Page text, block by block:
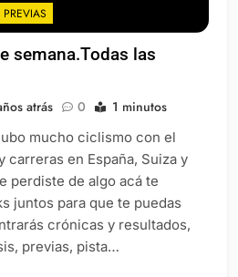
PREVIAS
semana.Todas las
atrás 0 1 minutos
mucho ciclismo con el
carreras en España, Suiza y
perdiste de algo acá te
juntos para que te puedas
crónicas y resultados,
previas, pista…